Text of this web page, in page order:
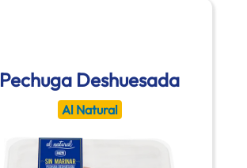
Pechuga Deshuesada
Al Natural